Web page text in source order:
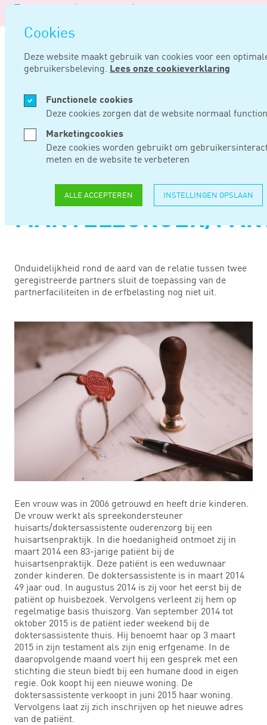
overslaan
Cookies
Deze website maakt gebruik van cookies voor een
gebruikersbeleving. Lees onze cookieverklaring
Functionele cookies
Deze cookies zorgen dat de website normaal
Marketingcookies
Deze cookies worden gebruikt om
meten en de website te verbeteren
ALLE ACCEPTEREN INSTELLINGEN OPSLAAN
Logo
Noord
Negentig
AUG 02, 2023
ERFBELASTING
VOOR
MANTELZORGER/
Onduidelijkheid rond de aard van de relatie tussen twee
geregistreerde partners sluit de toepassing van de
partnerfaciliteiten in de erfbelasting nog niet uit.
Een vrouw was in 2006 getrouwd en heeft drie kinderen.
De vrouw werkt als spreekondersteuner
huisarts/doktersassistente ouderenzorg bij een
huisartsenpraktijk. In die hoedanigheid ontmoet zij in
maart 2014 een 83-jarige patiënt bij de
huisartsenpraktijk. Deze patiënt is een weduwnaar
zonder kinderen. De doktersassistente is in maart 2014
49 jaar oud. In augustus 2014 is zij voor het eerst bij de
patiënt op huisbezoek. Vervolgens verleent zij hem op
regelmatige basis thuiszorg. Van september 2014 tot
oktober 2015 is de patiënt ieder weekend bij de
doktersassistente thuis. Hij benoemt haar op 3 maart
2015 in zijn testament als zijn enig erfgename. In de
daaropvolgende maand voert hij een gesprek met een
stichting die steun biedt bij een humane dood in eigen
regie. Ook koopt hij een nieuwe woning. De
doktersassistente verkoopt in juni 2015 haar woning.
Vervolgens laat zij zich inschrijven op het nieuwe adres
van de patiënt.